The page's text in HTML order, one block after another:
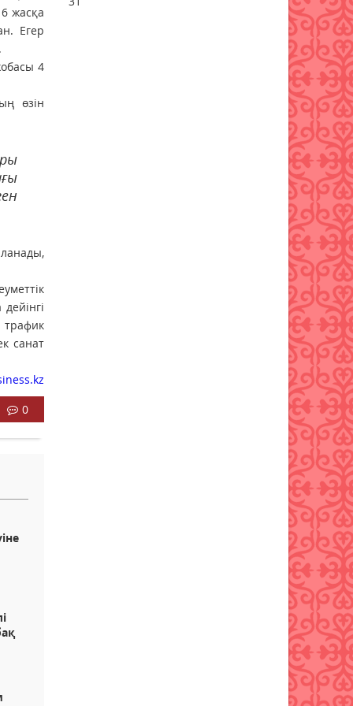
жасқа
Егер
4
өзін
трафик
санат
0